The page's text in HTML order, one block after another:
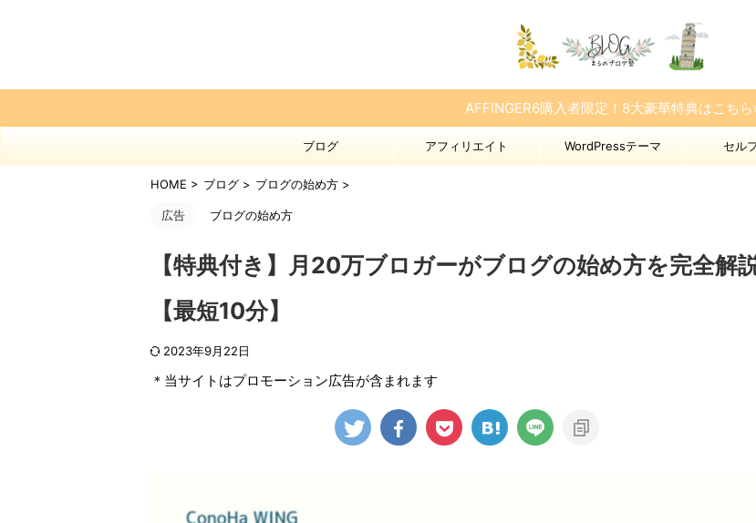
AFFINGER6購入者限定！8大豪華特典はこちら
ブログ アフィリエイト WordPressテーマ セル
HOME > ブログ > ブログの始め方 >
広告 ブログの始め方
【特典付き】月20万ブロガーがブログの始め方を完全解
【最短10分】
2023年9月22日
＊当サイトはプロモーション広告が含まれます